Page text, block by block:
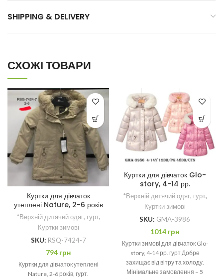
SHIPPING & DELIVERY
СХОЖІ ТОВАРИ
Куртки для дівчаток
утеплені Nature, 2-6 років
*Верхній дитячий одяг, гурт,
Куртки зимові
SKU: RSQ-7424-7
794 грн
Куртки для дівчаток утеплені
Nature, 2-6 років, гурт.
Куртки для дівчаток Glo-
story, 4-14 рр.
*Верхній дитячий одяг, гурт,
Куртки зимові
SKU: GMA-3986
1014 грн
Куртки зимові для дівчаток Glo-
story, 4-14 рр. гурт Добре
захищає від вітру та холоду.
Мінімальне замовлення – 5